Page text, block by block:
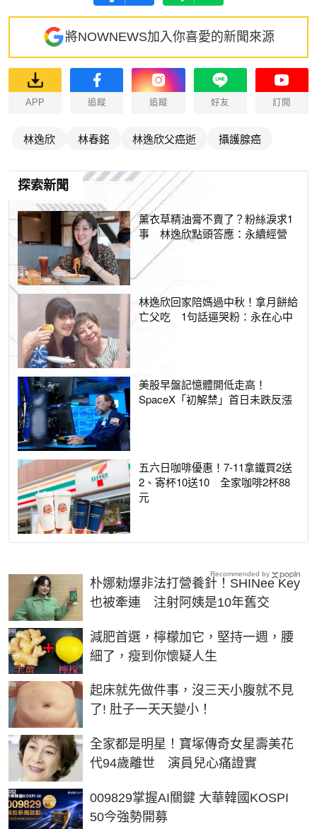
將NOWNEWS加入你喜愛的新聞來源
APP 追蹤 追蹤 好友 訂閱
林逸欣 林春銘 林逸欣父癌逝 攝護腺癌
探索新聞
薰衣草精油膏不賣了？粉絲淚求1
事 林逸欣點頭答應：永續經營
林逸欣回家陪媽過中秋！拿月餅給
亡父吃 1句話逼哭粉：永在心中
美股早盤記憶體開低走高！
SpaceX「初解禁」首日未跌反漲
五六日咖啡優惠！7-11拿鐵買2送
2、寄杯10送10 全家咖啡2杯88
元
朴娜勑爆非法打營養針！SHINee Key
也被牽連 注射阿姨是10年舊交
減肥首選，檸檬加它，堅持一週，腰
細了，瘦到你懷疑人生
PR
起床就先做件事，沒三天小腹就不見
了! 肚子一天天變小！
PR
全家都是明星！寶塚傳奇女星壽美花
代94歲離世 演員兒心痛證實
009829掌握AI關鍵 大華韓國KOSPI
50今強勢開募
PR
Recommended by